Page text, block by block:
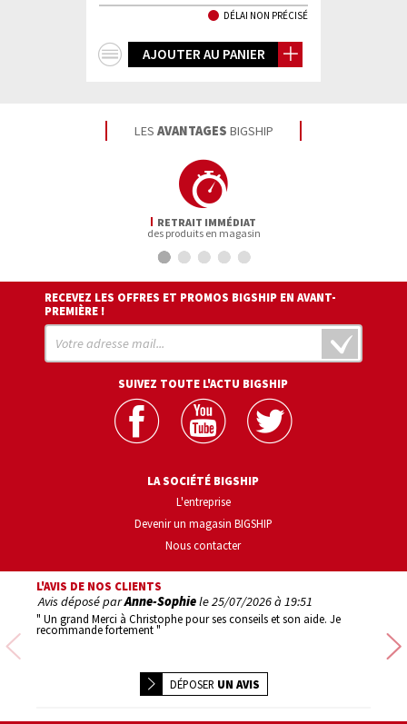
DÉLAI NON PRÉCISÉ
AJOUTER AU PANIER
LES AVANTAGES BIGSHIP
RETRAIT IMMÉDIAT
des produits en magasin
RECEVEZ LES OFFRES ET PROMOS BIGSHIP EN AVANT-
PREMIÈRE !
SUIVEZ TOUTE L'ACTU BIGSHIP
LA SOCIÉTÉ BIGSHIP
L'entreprise
Devenir un magasin BIGSHIP
Nous contacter
L'AVIS DE NOS CLIENTS
Avis déposé parAnne-Sophiele25/07/2026 à 19:51
" Un grand Merci à Christophe pour ses conseils et son aide. Je
recommande fortement "
DÉPOSER UN AVIS